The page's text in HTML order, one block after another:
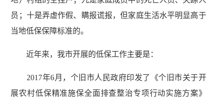
员；十是弄虚作假、瞒报谎报，但家庭生活水平明显高于
当地低保保障标准的。
近年来，我市开展的低保工作主要是：
2017年6月，个旧市人民政府印发了《个旧市关于开
展农村低保精准施保全面排查整治专项行动实施方案》